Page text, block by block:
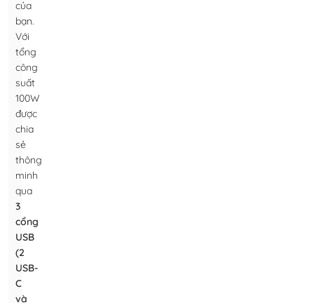
của
bạn.
Với
tổng
công
suất
100W
được
chia
sẻ
thông
minh
qua
3
cổng
USB
(2
USB-
C
và